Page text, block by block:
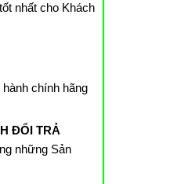
nhất cho Khách
chính hãng
ĐỔI TRẢ
những Sản